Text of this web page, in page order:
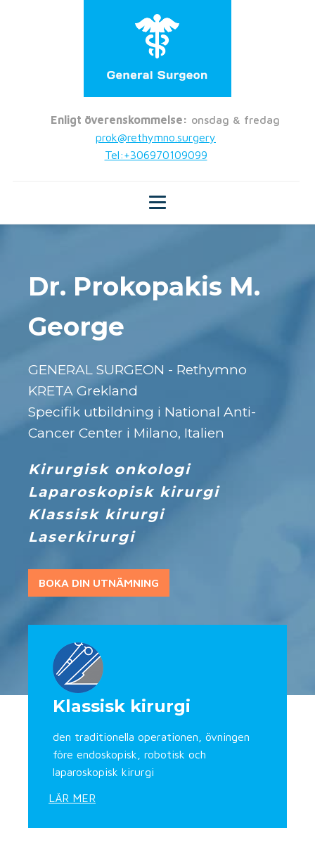
Enligt överenskommelse: onsdag & fredag
prok@rethymno.surgery
Tel:+306970109099
Dr. Prokopakis M.
George
GENERAL SURGEON - Rethymno
KRETA Grekland
Specifik utbildning i National Anti-
Cancer Center i Milano, Italien
Kirurgisk onkologi
Laparoskopisk kirurgi
Klassisk kirurgi
Laserkirurgi
BOKA DIN UTNÄMNING
Klassisk kirurgi
den traditionella operationen, övningen
före endoskopisk, robotisk och
laparoskopisk kirurgi
LÄR MER